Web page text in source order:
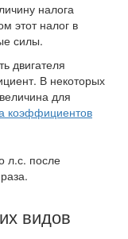
налога
этот налог в
силы.
двигателя
В некоторых
для
коэффициентов
л.с. после
видов